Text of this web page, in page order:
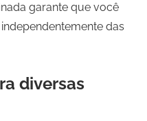
garante que você
das
diversas